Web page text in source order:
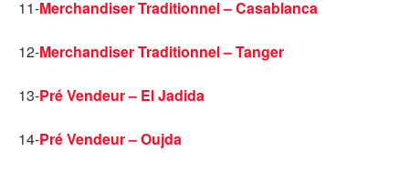
11-Merchandiser Traditionnel – Casablanca
12-Merchandiser Traditionnel – Tanger
13-Pré Vendeur – El Jadida
14-Pré Vendeur – Oujda